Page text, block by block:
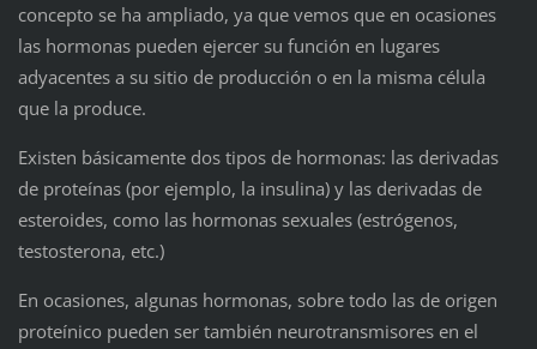
concepto se ha ampliado, ya que vemos que en ocasiones
las hormonas pueden ejercer su función en lugares
adyacentes a su sitio de producción o en la misma célula
que la produce.
Existen básicamente dos tipos de hormonas: las derivadas
de proteínas (por ejemplo, la insulina) y las derivadas de
esteroides, como las hormonas sexuales (estrógenos,
testosterona, etc.)
En ocasiones, algunas hormonas, sobre todo las de origen
proteínico pueden ser también neurotransmisores en el